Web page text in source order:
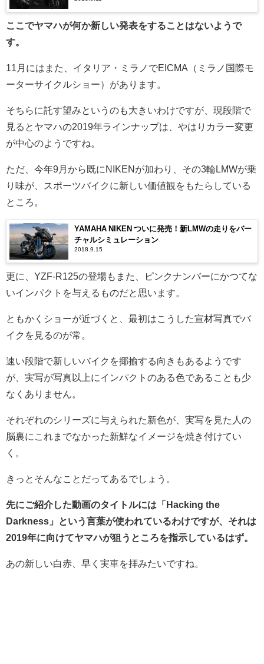
ここでヤマハが何か新しい発表をすることはないようで
す。
11月にはまた、イタリア・ミラノでEICMA（ミラノ国際モ
ーターサイクルショー） があります。
そちらに託す望みというのも大きいわけですが、 現段階で
見るとヤマハの2019年ラインナップは、やはりカラー変更
が中心のようですね。
ただ、今年9月から既にNIKENが加わり、 その3輪LMWが乗
り味が、スポーツバイクに新しい価値観をもたらしている
ところ。
YAMAHA NIKEN ついに発売！新LMWの走りをバー
チャルシミュレーション
2018.9.15
更に、YZF-R125の登場もまた、ピンクナンバーにかつてな
いインパクトを与えるものだと思います。
ともかくショーが近づくと、最初はこうした宣材写真でバ
イクを見るのが常。
速い段階で新しいバイクを揶揄する向きもあるようです
が、実写が写真以上にインパクトのある色であることも少
なくありません。
それぞれのシリーズに与えられた新色が、実写を見た人の
脳裏にこれまでなかった新鮮なイメージを焼き付けてい
く。
きっとそんなことだってあるでしょう。
先にご紹介した動画のタイトルには「Hacking the
Darkness」という言葉が使われているわけですが、それは
2019年に向けてヤマハが狙うところを指示しているはず。
あの新しい白赤、早く実車を拝みたいですね。